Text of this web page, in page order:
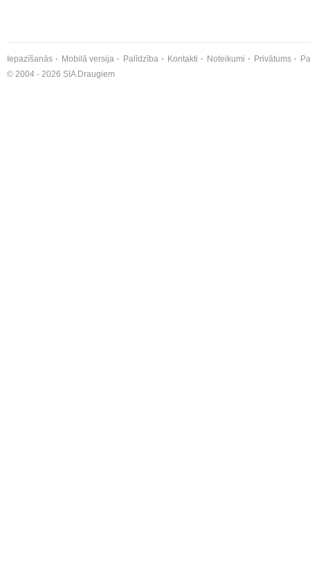
Iepazīšanās Mobilā versija Palīdzība Kontakti Noteikumi Privātums
© 2004 - 2026 SIA Draugiem